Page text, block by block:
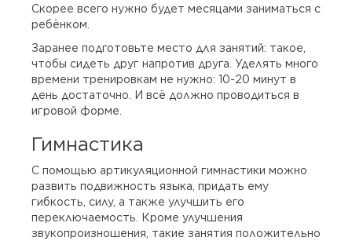
Скорее всего нужно будет месяцами заниматься с
ребёнком.
Заранее подготовьте место для занятий: такое,
чтобы сидеть друг напротив друга. Уделять много
времени тренировкам не нужно: 10-20 минут в
день достаточно. И всё должно проводиться в
игровой форме.
Гимнастика
С помощью артикуляционной гимнастики можно
развить подвижность языка, придать ему
гибкость, силу, а также улучшить его
переключаемость. Кроме улучшения
звукопроизношения, такие занятия положительно